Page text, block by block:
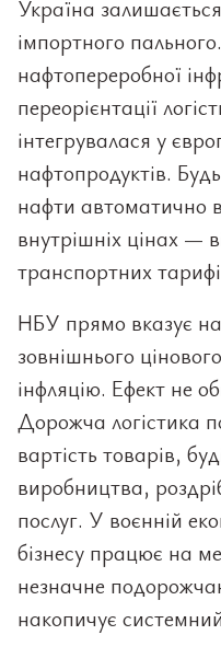
Україна
імпортного
нафтопереробної
переорієнтації
інтегрувалася у
нафтопродуктів.
нафти автоматично
внутрішніх цінах —
транспортних
НБУ прямо вказує
зовнішнього
інфляцію. Ефект не
Дорожча логістика
вартість товарів,
виробництва,
послуг. У воєнній
бізнесу працює на
незначне
накопичує